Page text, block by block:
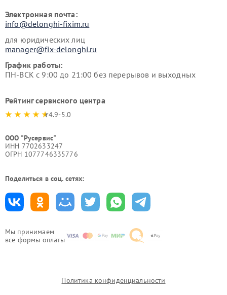
Мы принимаем
все формы оплаты
Электронная почта:
info@delonghi-fixim.ru
для юридических лиц
manager@fix-delonghi.ru
График работы:
ПН-ВСК с 9:00 до 21:00 без перерывов и выходных
Рейтинг сервисного центра
4.9-5.0
ООО "Русервис"
ИНН 7702633247
ОГРН 1077746335776
Поделиться в соц. сетях:
Политика конфиденциальности